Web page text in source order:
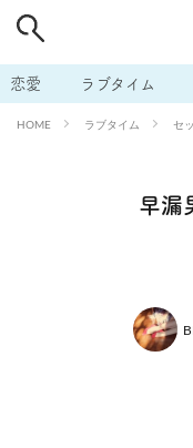
恋愛 ラブタイム
HOME ラブタイム セ
早漏
# 出会う方法